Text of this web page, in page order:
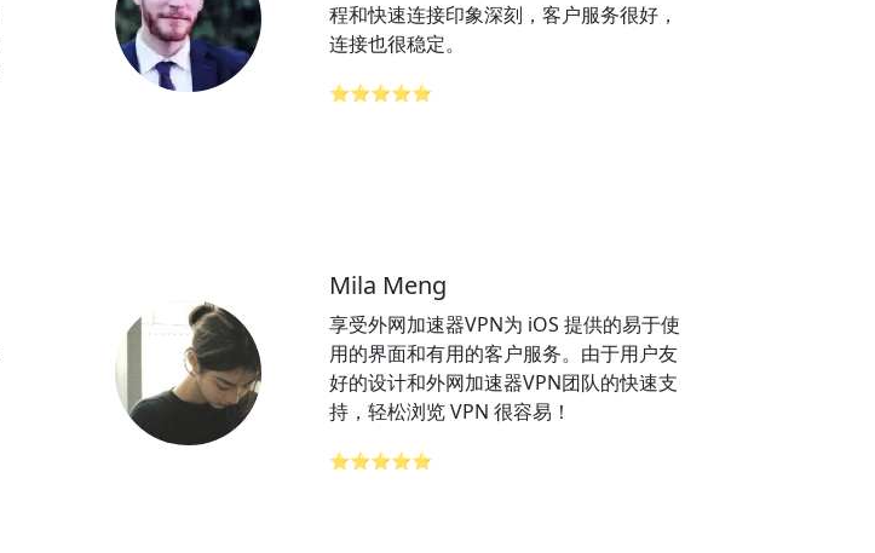
程和快速连接印象深刻，客户服务很好，
连接也很稳定。
⭐⭐⭐⭐⭐
Mila Meng
享受外网加速器VPN为 iOS 提供的易于使
用的界面和有用的客户服务。由于用户友
好的设计和外网加速器VPN团队的快速支
持，轻松浏览 VPN 很容易！
⭐⭐⭐⭐⭐